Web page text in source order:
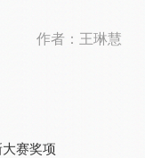
作者：王琳慧
赛奖项